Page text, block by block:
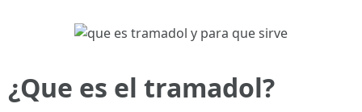
¿Que es el tramadol?